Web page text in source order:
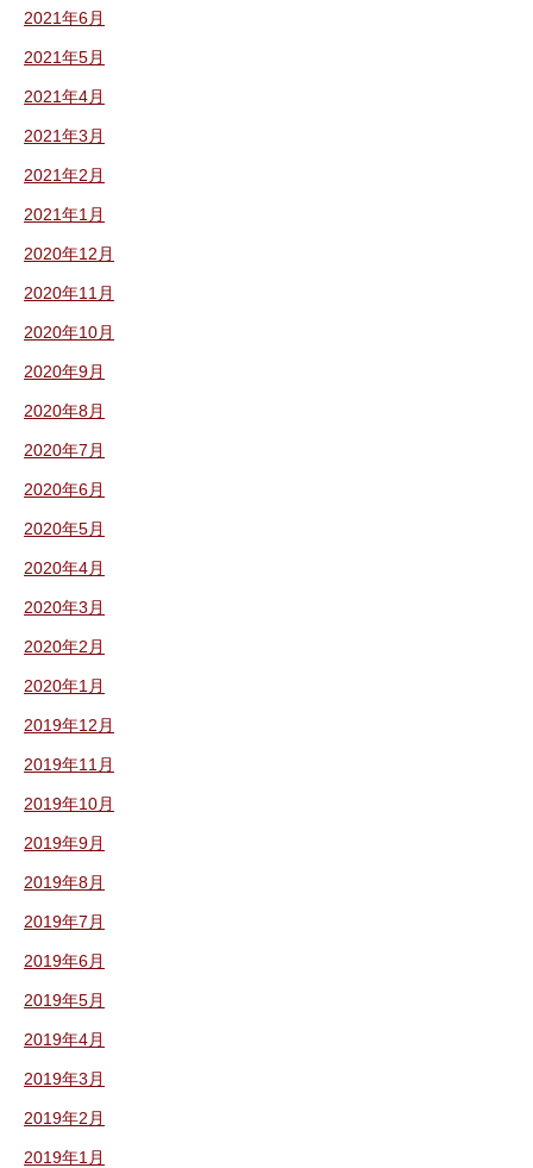
2021年6月
2021年5月
2021年4月
2021年3月
2021年2月
2021年1月
2020年12月
2020年11月
2020年10月
2020年9月
2020年8月
2020年7月
2020年6月
2020年5月
2020年4月
2020年3月
2020年2月
2020年1月
2019年12月
2019年11月
2019年10月
2019年9月
2019年8月
2019年7月
2019年6月
2019年5月
2019年4月
2019年3月
2019年2月
2019年1月